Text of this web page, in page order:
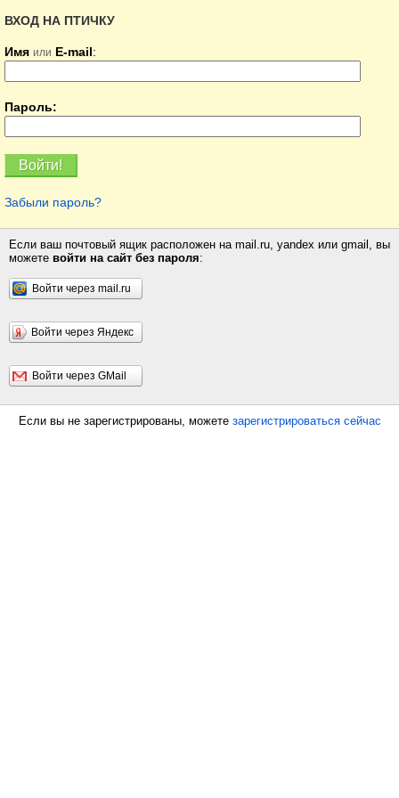
ВХОД НА ПТИЧКУ
Имя или E-mail:
Пароль:
Забыли пароль?
Если ваш почтовый ящик расположен на mail.ru, yandex или gmail, вы
можете войти на сайт без пароля:
Войти через mail.ru
Войти через Яндекс
Войти через GMail
Если вы не зарегистрированы, можете зарегистрироваться сейчас